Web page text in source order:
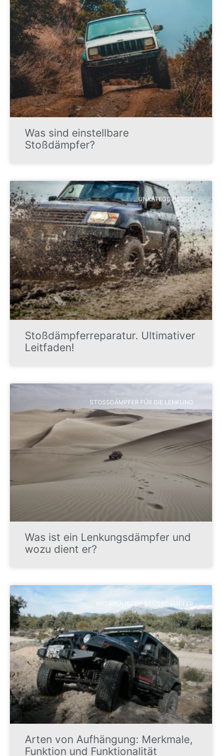
Was sind einstellbare
Stoßdämpfer?
UNKATEGORISIERT
Stoßdämpferreparatur. Ultimativer
Leitfaden!
STOSSDÄMPFER FÜR DIE LENKUNG
Was ist ein Lenkungsdämpfer und
wozu dient er?
HYDRAULISCHE STOSSDÄMPFER
Arten von Aufhängung: Merkmale,
Funktion und Funktionalität